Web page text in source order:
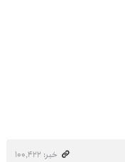
خبر: ۱۰۰٬۴۲۲